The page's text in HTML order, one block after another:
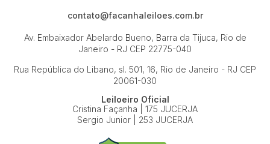
contato@facanhaleiloes.com.br
Av. Embaixador Abelardo Bueno, Barra da Tijuca, Rio de
Janeiro - RJ CEP 22775-040
Rua República do Libano, sl. 501, 16, Rio de Janeiro - RJ CEP
20061-030
Leiloeiro Oficial
Cristina Façanha | 175 JUCERJA
Sergio Junior | 253 JUCERJA